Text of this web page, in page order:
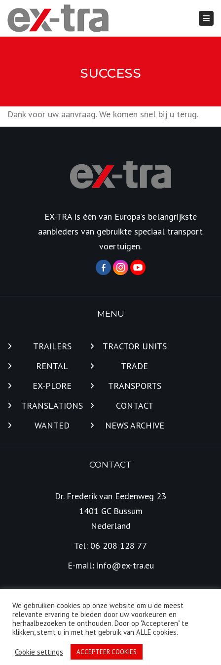
SUCCESS
Dank voor uw aanvraag. We komen snel bij u terug.
EX-TRA is één van Europa’s belangrijkste
aanbieders van gebruikte speciaal transport
voertuigen.
MENU
TRAILERS
TRACTOR UNITS
RENTAL
TRADE
EX-PLORE
TRANSPORTS
TRANSLATIONS
CONTACT
WANTED
NEWS ARCHIVE
CONTACT
Dr. Frederik van Eedenweg 23
1401 GC Bussum
Nederland
Tel: 06 208 128 77
E-mail: info@ex-tra.eu
Alle rechten voorbehouden | © 2026 EX-TRA | Ontwikkeld
doorLienOnline
We gebruiken cookies op onze website om u de meest
relevante ervaring te bieden door uw voorkeuren en
herhaalbezoeken te onthouden. Door op "Accepteren" te
klikken, stemt u in met het gebruik van ALLE cookies.
Cookie settings ACCEPTEER COOKIES